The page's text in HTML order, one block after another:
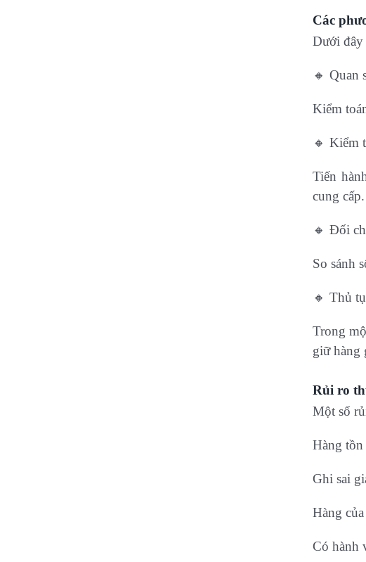
Các
Dưới đây
🔸 Quan
Kiểm
🔸 Kiểm
Tiến
cung cấp.
🔸 Đối
So sánh
🔸 Thủ
Trong
giữ hàng
Rủi ro
Một số
Hàng
Ghi sai
Hàng
Có hành